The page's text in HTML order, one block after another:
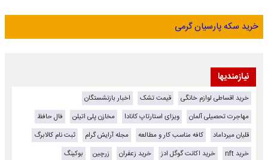
خرید سکه پارسیان گرمی
نیازمندیها
خرید اقساطی لوازم خانگی قیمت تشک
اخبار بازنشستگان
مهاجرت تحصیلی آلمان
ویزای استارتاپ کانادا مخازن پلی اتیلن
فال حافظ
قلیان میرداماد
کافه مناسب کار و مطالعه مجله آرایش گرام
ثبت نام کالابرگ
خرید nft
خرید اکانت گوگل ادز خرید زعفران زرچین
بوکینگ